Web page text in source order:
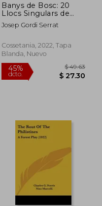
40%
dcto.
Banys de Bosc: 20
Llocs Singulars de
Catalunya on fer una
Passejada Relaxant
Josep Gordi Serrat
Cossetania, 2022, Tapa
Blanda, Nuevo